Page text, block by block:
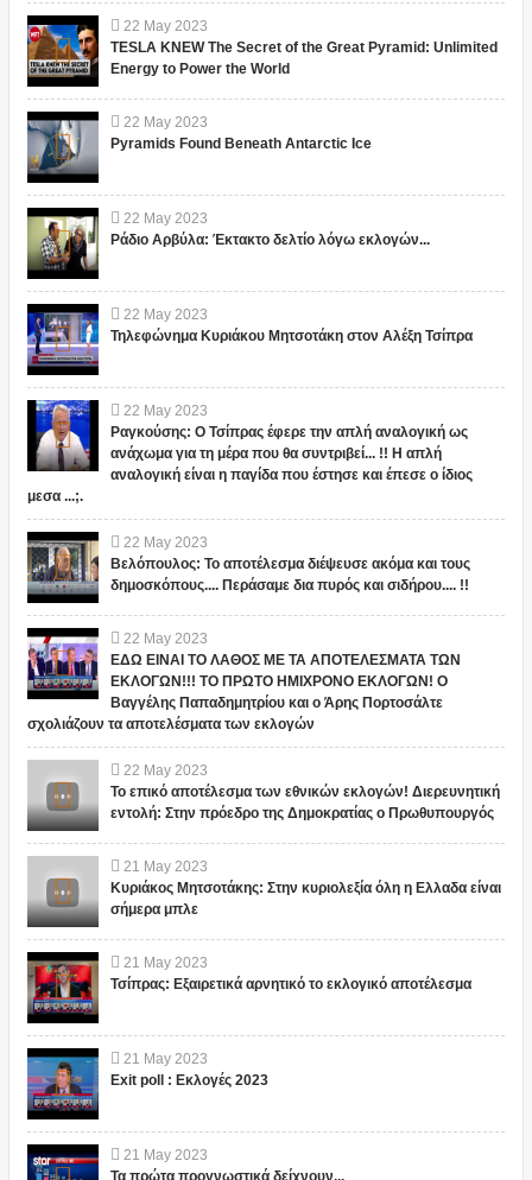
22 May 2023
TESLA KNEW The Secret of the Great Pyramid: Unlimited
Energy to Power the World
22 May 2023
Pyramids Found Beneath Antarctic Ice
22 May 2023
Ράδιο Αρβύλα: Έκτακτο δελτίο λόγω εκλογών...
22 May 2023
Τηλεφώνημα Κυριάκου Μητσοτάκη στον Αλέξη Τσίπρα
22 May 2023
Ραγκούσης: Ο Τσίπρας έφερε την απλή αναλογική ως
ανάχωμα για τη μέρα που θα συντριβεί... !! Η απλή
αναλογική είναι η παγίδα που έστησε και έπεσε ο ίδιος
μεσα ...;.
22 May 2023
Βελόπουλος: Το αποτέλεσμα διέψευσε ακόμα και τους
δημοσκόπους.... Περάσαμε δια πυρός και σιδήρου.... !!
22 May 2023
ΕΔΩ ΕΙΝΑΙ ΤΟ ΛΑΘΟΣ ΜΕ ΤΑ ΑΠΟΤΕΛΕΣΜΑΤΑ ΤΩΝ
ΕΚΛΟΓΩΝ!!! ΤΟ ΠΡΩΤΟ ΗΜΙΧΡΟΝΟ ΕΚΛΟΓΩΝ! Ο
Βαγγέλης Παπαδημητρίου και ο Άρης Πορτοσάλτε
σχολιάζουν τα αποτελέσματα των εκλογών
22 May 2023
Το επικό αποτέλεσμα των εθνικών εκλογών! Διερευνητική
εντολή: Στην πρόεδρο της Δημοκρατίας ο Πρωθυπουργός
21 May 2023
Κυριάκος Μητσοτάκης: Στην κυριολεξία όλη η Ελλαδα είναι
σήμερα μπλε
21 May 2023
Τσίπρας: Εξαιρετικά αρνητικό το εκλογικό αποτέλεσμα
21 May 2023
Exit poll : Εκλογές 2023
21 May 2023
Τα πρώτα προγνωστικά δείχνουν...